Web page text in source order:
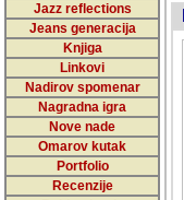
Jazz reflections
Jeans generacija
Knjiga
Linkovi
Nadirov spomenar
Nagradna igra
Nove nade
Omarov kutak
Portfolio
Recenzije